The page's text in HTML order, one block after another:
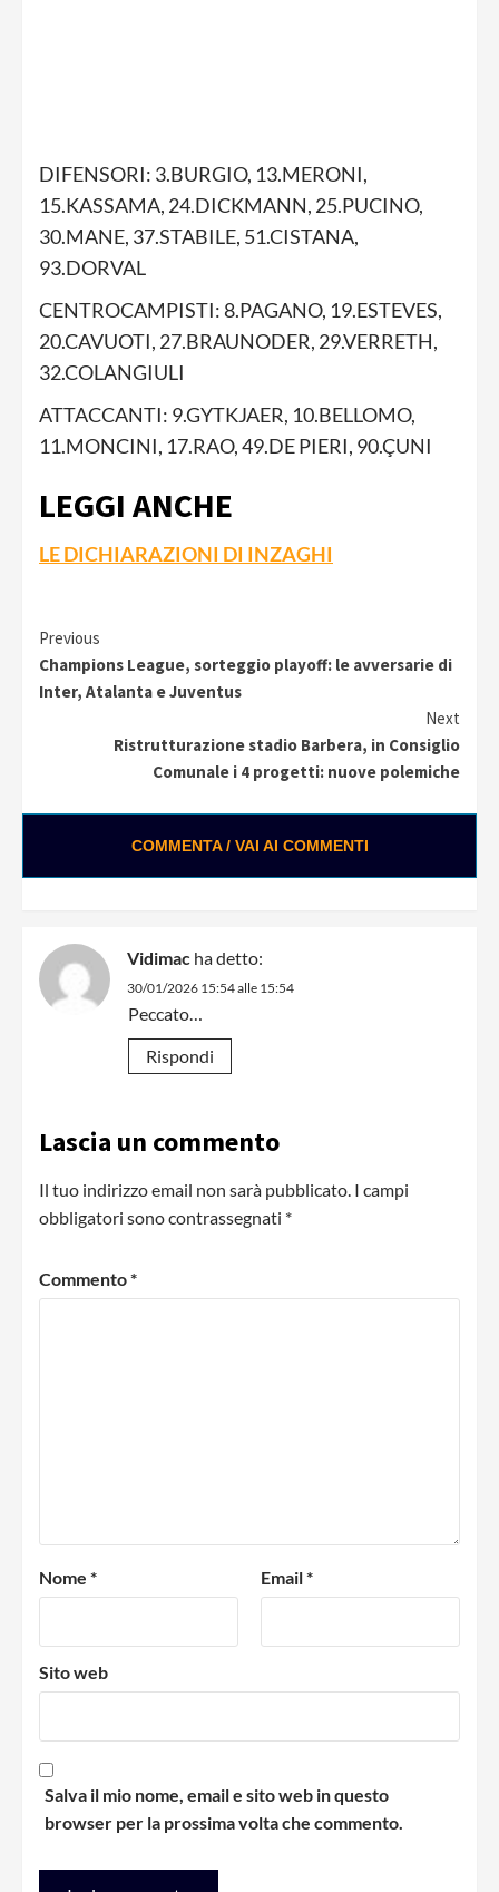
DIFENSORI: 3.BURGIO, 13.MERONI,
15.KASSAMA, 24.DICKMANN, 25.PUCINO,
30.MANE, 37.STABILE, 51.CISTANA,
93.DORVAL
CENTROCAMPISTI: 8.PAGANO, 19.ESTEVES,
20.CAVUOTI, 27.BRAUNODER, 29.VERRETH,
32.COLANGIULI
ATTACCANTI: 9.GYTKJAER, 10.BELLOMO,
11.MONCINI, 17.RAO, 49.DE PIERI, 90.ÇUNI
LEGGI ANCHE
LE DICHIARAZIONI DI INZAGHI
Continue
Reading
Previous
Champions League, sorteggio playoff: le avversarie di
Inter, Atalanta e Juventus
Next
Ristrutturazione stadio Barbera, in Consiglio
Comunale i 4 progetti: nuove polemiche
COMMENTA / VAI AI COMMENTI
Vidimac ha detto:
30/01/2026 15:54 alle 15:54
Peccato…
Rispondi
Lascia un commento
Il tuo indirizzo email non sarà pubblicato. I campi
obbligatori sono contrassegnati *
Commento*
Nome * Email*
Sito web
Salva il mio nome, email e sito web in questo
browser per la prossima volta che commento.